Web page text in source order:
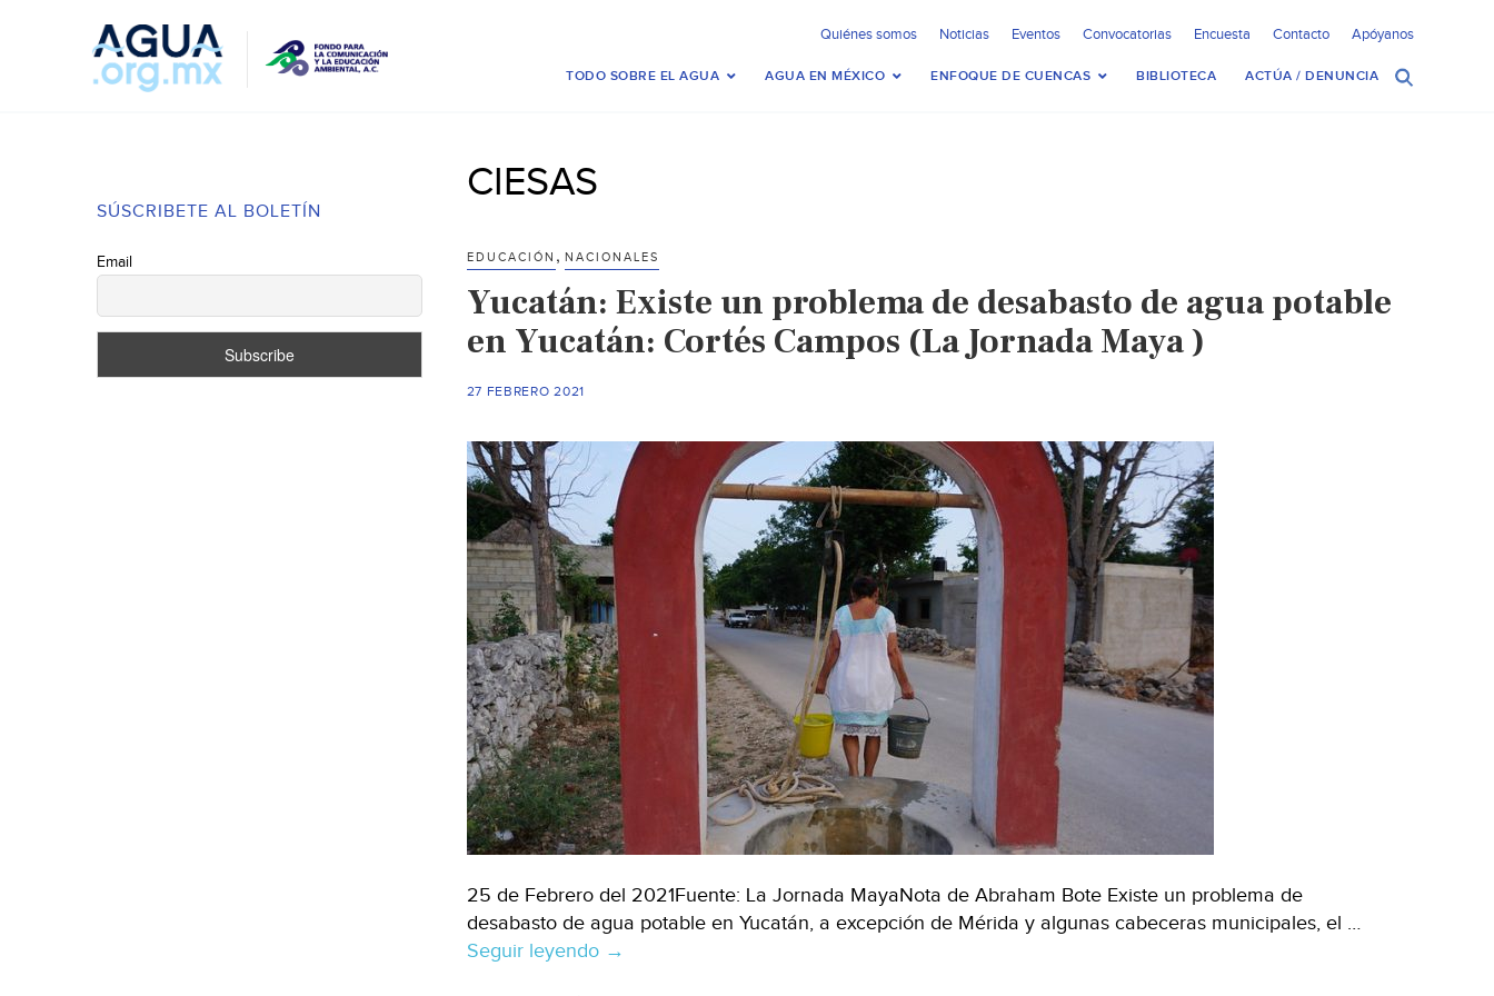
Quiénes somos Noticias Eventos Convocatorias Encuesta Contacto Apóyanos
TODO SOBRE EL AGUA AGUA EN MÉXICO ENFOQUE DE CUENCAS BIBLIOTECA ACTÚA / DENUNCIA
SÚSCRIBETE AL BOLETÍN
Email
CIESAS
EDUCACIÓN , NACIONALES
Yucatán: Existe un problema de desabasto de agua potable
en Yucatán: Cortés Campos (La Jornada Maya )
27 FEBRERO 2021
25 de Febrero del 2021Fuente: La Jornada MayaNota de Abraham Bote Existe un problema de
desabasto de agua potable en Yucatán, a excepción de Mérida y algunas cabeceras municipales, el …
Seguir leyendo Yucatán:
→